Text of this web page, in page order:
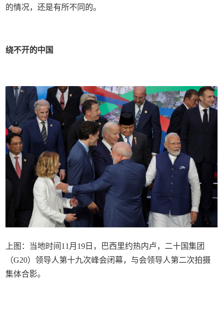
的情况，还是有所不同的。
绕不开的中国
上图：当地时间11月19日，巴西里约热内卢，二十国集团
（G20）领导人第十九次峰会闭幕，与会领导人第二次拍摄
集体合影。